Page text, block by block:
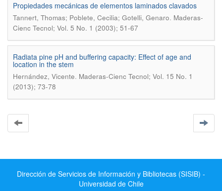
Propiedades mecánicas de elementos laminados clavados
Tannert, Thomas; Poblete, Cecilia; Gotelli, Genaro. Maderas-
Cienc Tecnol; Vol. 5 No. 1 (2003); 51-67
Radiata pine pH and buffering capacity: Effect of age and
location in the stem
Hernández, Vicente. Maderas-Cienc Tecnol; Vol. 15 No. 1
(2013); 73-78
Dirección de Servicios de Información y Bibliotecas (SISIB) -
Universidad de Chile